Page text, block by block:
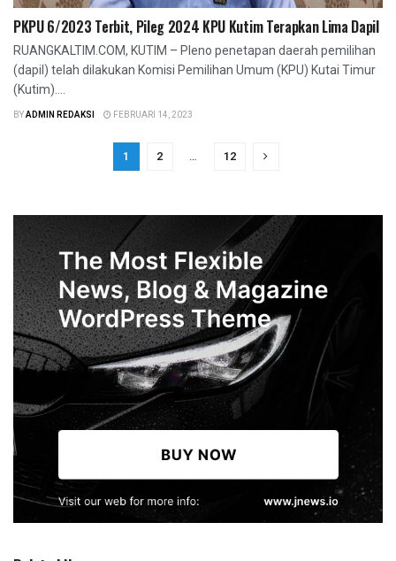
PKPU 6/2023 Terbit, Pileg 2024 KPU Kutim Terapkan Lima Dapil
RUANGKALTIM.COM, KUTIM – Pleno penetapan daerah pemilihan
(dapil) telah dilakukan Komisi Pemilihan Umum (KPU) Kutai Timur
(Kutim)....
BYADMIN REDAKSI FEBRUARI 14, 2023
1 2 … 12